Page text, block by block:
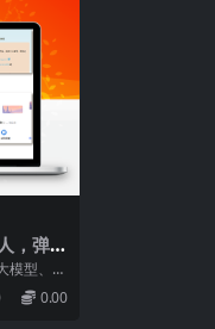
，弹幕
种小
人
模型、网
术将直
化播出环
0.00